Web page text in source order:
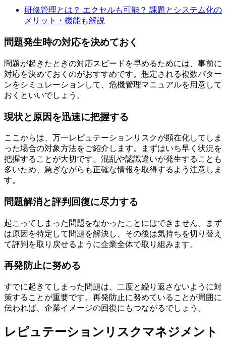
研修管理とは？ エクセルも可能？ 課題とシステム化の
メリット・機能も解説
問題発生時の対応を決めておく
問題が起きたときの対応スピードを早めるためには、事前に
対応を決めておくのがおすすめです。想定される複数パター
ンをシミュレーションして、危機管理マニュアルを用意して
おくといいでしょう。
現状と原因を迅速に把握する
ここからは、万一レピュテーションリスクが顕在化してしま
った場合の対象方法をご紹介します。まずはいち早く状況を
把握することが大切です。混乱や認識違いが発生することも
多いため、急ぎながらも正確な情報を取得するよう注意しま
す。
問題解消と評判回復に尽力する
起こってしまった問題をなかったことにはできません。まず
は原因を特定して問題を解決し、その後は気持ちを切り替え
て評判を取り戻せるように企業全体で取り組みます。
再発防止に努める
すでに起きてしまった問題は、二度と繰り返さないように対
策することが重要です。再発防止に努めていることが周囲に
伝われば、企業イメージの回復にもつながるでしょう。
レピュテーションリスクマネジメント